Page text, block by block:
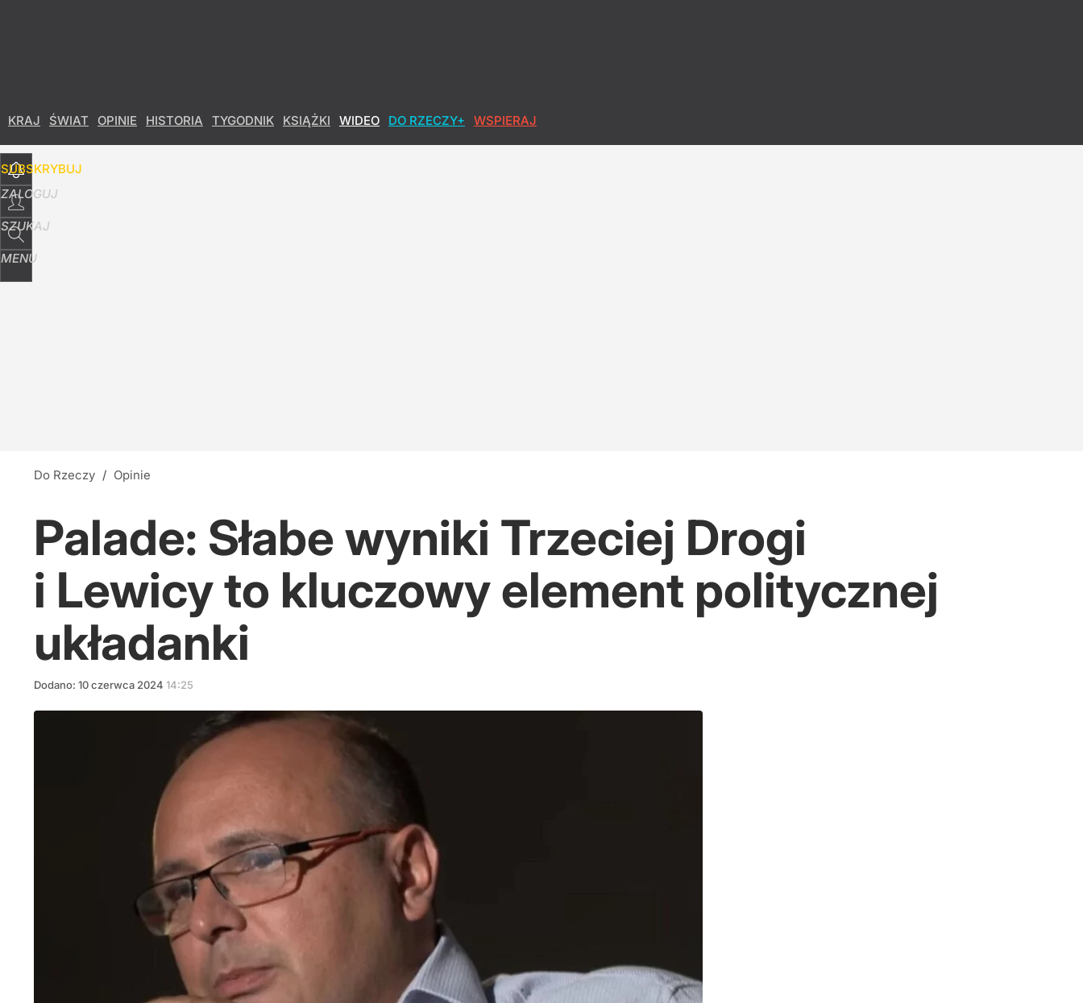
KRAJ ŚWIAT OPINIE HISTORIA TYGODNIK KSIĄŻKI WIDEO DO RZECZY+ WSPIERAJ
SUBSKRYBUJ
ZALOGUJ
SZUKAJ
MENU
Do Rzeczy / Opinie
Palade: Słabe wyniki Trzeciej Drogi
i Lewicy to kluczowy element politycznej
układanki
Dodano: 10czerwca 2024 14:25